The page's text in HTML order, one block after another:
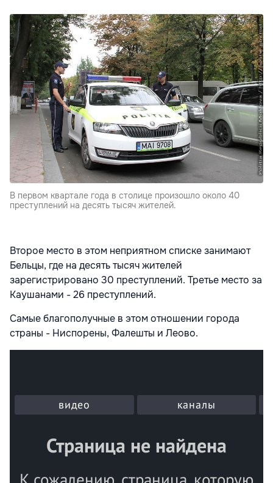
В первом квартале года в столице произошло около 40
преступлений на десять тысяч жителей.
Второе место в этом неприятном списке занимают
Бельцы, где на десять тысяч жителей
зарегистрировано 30 преступлений. Третье место за
Каушанами - 26 преступлений.
Самые благополучные в этом отношении города
страны - Ниспорены, Фалешты и Леово.